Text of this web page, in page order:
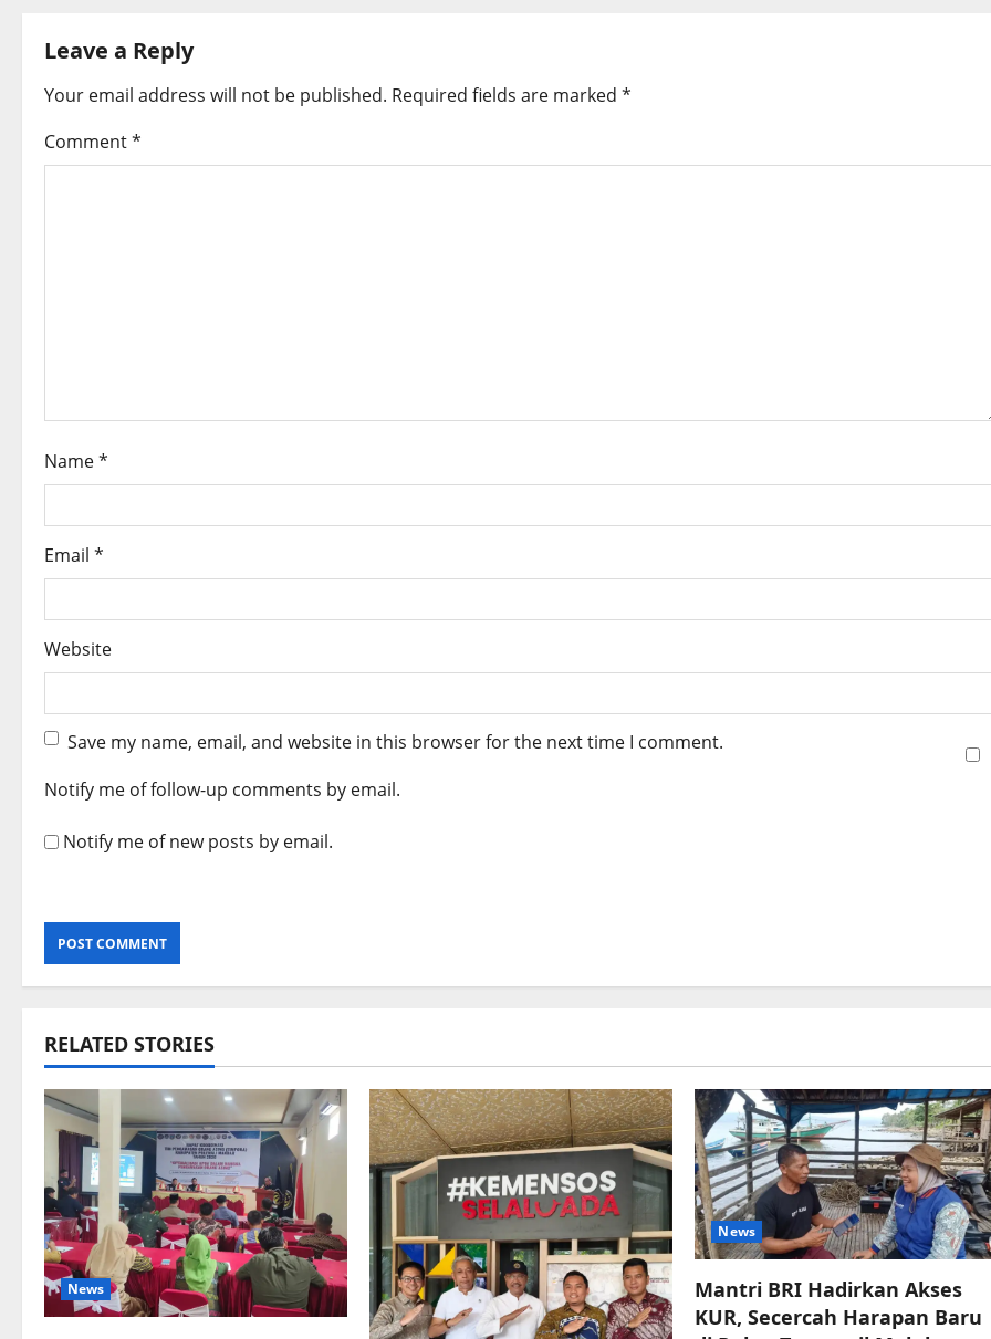
n
v
o
n
Leave a Reply
Your email address will not be published. Required fields are marked *
Comment*
Name*
Email *
Website
Save my name, email, and website in this browser for the next time I comment.
Notify me of follow-up comments by email.
Notify me of new posts by email.
RELATED STORIES
News
News
Mantri BRI Hadirkan Akses
KUR, Secercah Harapan Baru